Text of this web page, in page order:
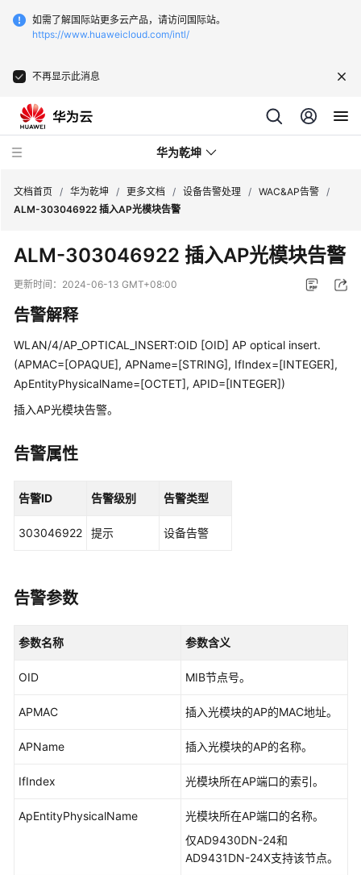
如需了解国际站更多云产品，请访问国际站。
https://www.huaweicloud.com/intl/
不再显示此消息
华为乾坤
全
云
务
云
管
理
网
华
乾
解
为
坤
为
坤-
户
文档首页 / 华为乾坤 / 更多文档 / 设备告警处理 / WAC&AP告警 /
ALM-303046922 插入AP光模块告警
ALM-303046922 插入AP光模块告警
更新时间： 2024-06-13 GMT+08:00
告警解释
WLAN/4/AP_OPTICAL_INSERT:OID [OID] AP optical insert.
(APMAC=[OPAQUE], APName=[STRING], IfIndex=[INTEGER],
ApEntityPhysicalName=[OCTET], APID=[INTEGER])
插入AP光模块告警。
告警属性
告警ID 告警级别 告警类型
303046922 提示 设备告警
告警参数
参数名称 参数含义
OID MIB节点号。
APMAC 插入光模块的AP的MAC地址。
APName 插入光模块的AP的名称。
IfIndex 光模块所在AP端口的索引。
ApEntityPhysicalName
光模块所在AP端口的名称。
仅AD9430DN-24和
AD9431DN-24X支持该节点。